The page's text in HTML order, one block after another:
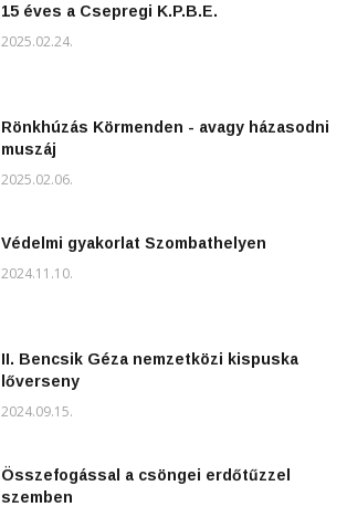
15 éves a Csepregi K.P.B.E.
2025.02.24.
Rönkhúzás Körmenden - avagy házasodni
muszáj
2025.02.06.
Védelmi gyakorlat Szombathelyen
2024.11.10.
II. Bencsik Géza nemzetközi kispuska
lőverseny
2024.09.15.
Összefogással a csöngei erdőtűzzel
szemben